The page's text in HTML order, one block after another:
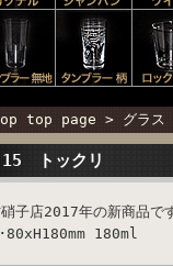
top page > グラ
トックリ
子店2017年の新商品で
80xH180mm 180ml